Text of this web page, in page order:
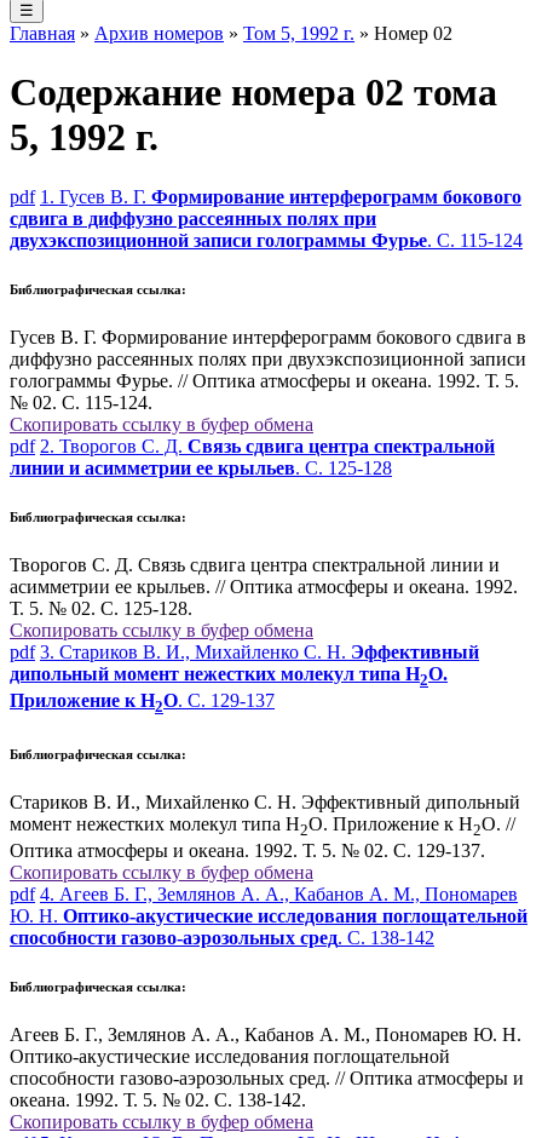
☰
Главная » Архив номеров » Том 5, 1992 г. » Номер 02
Содержание номера 02 тома
5, 1992 г.
pdf 1. Гусев В. Г. Формирование интерферограмм бокового
сдвига в диффузно рассеянных полях при
двухэкспозиционной записи голограммы Фурье. С. 115-124
Библиографическая ссылка:
Гусев В. Г. Формирование интерферограмм бокового сдвига в
диффузно рассеянных полях при двухэкспозиционной записи
голограммы Фурье. // Оптика атмосферы и океана. 1992. Т. 5.
№ 02. С. 115-124.
Скопировать ссылку в буфер обмена
pdf 2. Творогов С. Д. Связь сдвига центра спектральной
линии и асимметрии ее крыльев. С. 125-128
Библиографическая ссылка:
Творогов С. Д. Связь сдвига центра спектральной линии и
асимметрии ее крыльев. // Оптика атмосферы и океана. 1992.
Т. 5. № 02. С. 125-128.
Скопировать ссылку в буфер обмена
pdf 3. Стариков В. И., Михайленко С. Н. Эффективный
дипольный момент нежестких молекул типа Н2O.
Приложение к Н2О. С. 129-137
Библиографическая ссылка:
Стариков В. И., Михайленко С. Н. Эффективный дипольный
момент нежестких молекул типа Н2O. Приложение к Н2О. //
Оптика атмосферы и океана. 1992. Т. 5. № 02. С. 129-137.
Скопировать ссылку в буфер обмена
pdf 4. Агеев Б. Г., Землянов А. А., Кабанов А. М., Пономарев
Ю. Н. Оптико-акустические исследования поглощательной
способности газово-аэрозольных сред. С. 138-142
Библиографическая ссылка:
Агеев Б. Г., Землянов А. А., Кабанов А. М., Пономарев Ю. Н.
Оптико-акустические исследования поглощательной
способности газово-аэрозольных сред. // Оптика атмосферы и
океана. 1992. Т. 5. № 02. С. 138-142.
Скопировать ссылку в буфер обмена